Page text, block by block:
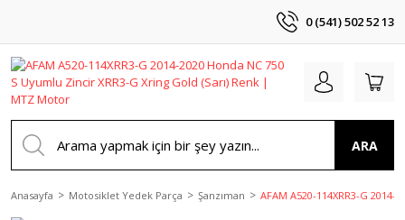
0 (541) 502 52 13
ARA
Anasayfa Motosiklet Yedek Parça Şanzıman AFAM A520-114XRR3-G